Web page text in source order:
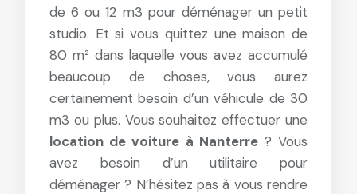
de 6 ou 12 m3 pour déménager un petit
studio. Et si vous quittez une maison de
80 m² dans laquelle vous avez accumulé
beaucoup de choses, vous aurez
certainement besoin d’un véhicule de 30
m3 ou plus. Vous souhaitez effectuer une
location de voiture à Nanterre? Vous
avez besoin d’un utilitaire pour
déménager ? N’hésitez pas à vous rendre